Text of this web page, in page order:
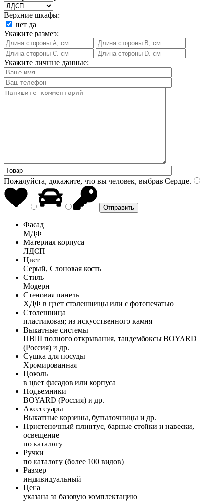
Верхние шкафы:
нет да
Укажите размер:
Укажите личные данные:
Пожалуйста, докажите, что вы человек, выбрав Сердце.
Фасад
МДФ
Материал корпуса
ЛДСП
Цвет
Серый, Слоновая кость
Стиль
Модерн
Стеновая панель
ХДФ в цвет столешницы или с фотопечатью
Столешница
пластиковая; из искусственного камня
Выкатные системы
ПВШ полного открывания, тандембоксы BOYARD
(Россия) и др.
Сушка для посуды
Хромированная
Цоколь
в цвет фасадов или корпуса
Подъемники
BOYARD (Россия) и др.
Аксессуары
Выкатные корзины, бутылочницы и др.
Пристеночный плинтус, барные стойки и навески,
освещение
по каталогу
Ручки
по каталогу (более 100 видов)
Размер
индивидуальный
Цена
указана за базовую комплектацию